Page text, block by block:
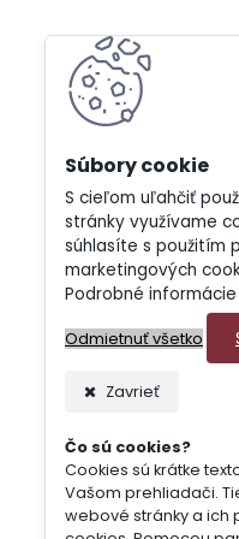
S cieľom uľahčiť
stránky využívame
súhlasíte s použitím
marketingových
Podrobné
Odmietnuť všetko
Zavrieť
Čo sú cookies?
Cookies sú krátke
Vašom prehliadači.
webové stránky a ich